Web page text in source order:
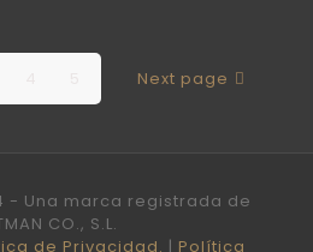
Next page
- Una marca registrada de
CO., S.L.
de Privacidad. | Política